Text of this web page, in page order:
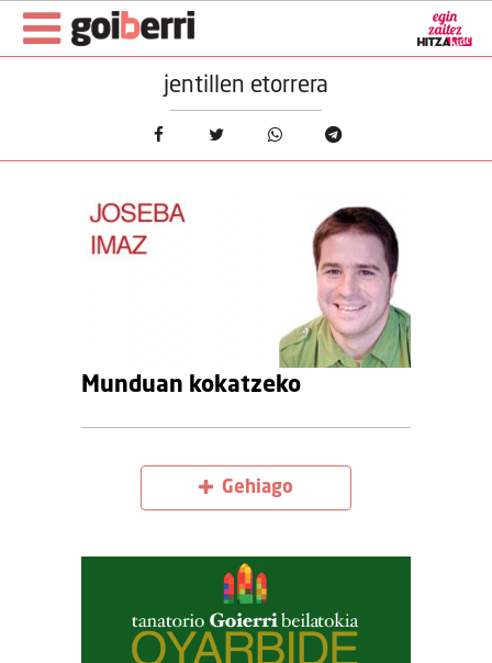
jentillen etorrera
Munduan kokatzeko
Gehiago